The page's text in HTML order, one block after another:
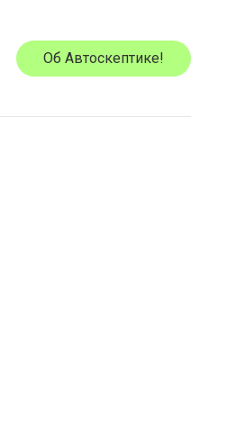
Об Автоскептике!